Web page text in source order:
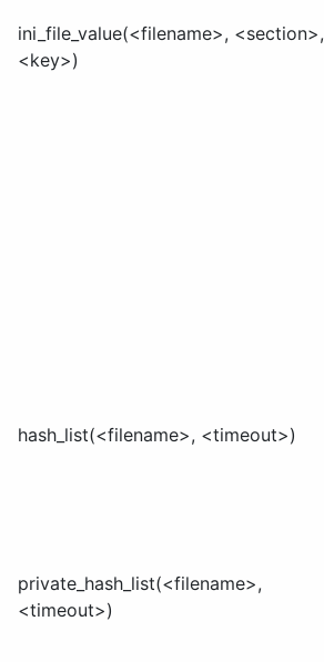
ini_file_value(<filename>, <section>,
<key>)
hash_list(<filename>, <timeout>)
private_hash_list(<filename>,
<timeout>)